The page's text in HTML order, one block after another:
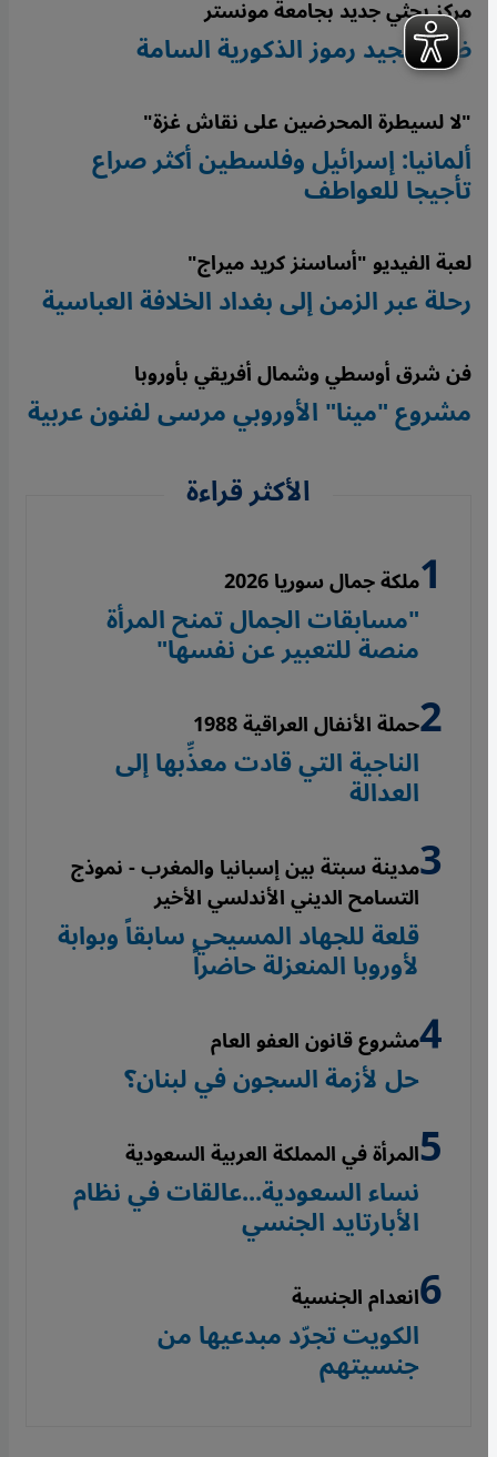
مركز بحثي جديد بجامعة مونستر
ضد تمجيد رموز الذكورية السامة
"لا لسيطرة المحرضين على نقاش غزة"
ألمانيا: إسرائيل وفلسطين أكثر صراع
تأجيجا للعواطف
لعبة الفيديو "أساسنز كريد ميراج"
رحلة عبر الزمن إلى بغداد الخلافة العباسية
فن شرق أوسطي وشمال أفريقي بأوروبا
مشروع "مينا" الأوروبي مرسى لفنون عربية
الأكثر قراءة
ملكة جمال سوريا 2026
"مسابقات الجمال تمنح المرأة
منصة للتعبير عن نفسها"
حملة الأنفال العراقية 1988
الناجية التي قادت معذِّبها إلى
العدالة
مدينة سبتة بين إسبانيا والمغرب - نموذج
التسامح الديني الأندلسي الأخير
قلعة للجهاد المسيحي سابقاً وبوابة
لأوروبا المنعزلة حاضراً
مشروع قانون العفو العام
حل لأزمة السجون في لبنان؟
المرأة في المملكة العربية السعودية
نساء السعودية...عالقات في نظام
الأبارتايد الجنسي
انعدام الجنسية
الكويت تجرّد مبدعيها من
جنسيتهم